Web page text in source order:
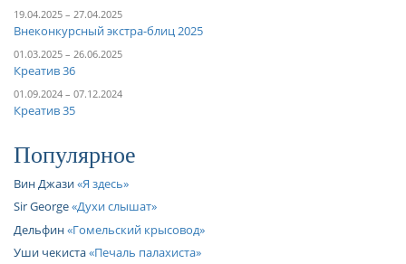
19.04.2025 – 27.04.2025
Внеконкурсный экстра-блиц 2025
01.03.2025 – 26.06.2025
Креатив 36
01.09.2024 – 07.12.2024
Креатив 35
Популярное
Вин Джази Я здесь
Sir George Духи слышат
Дельфин Гомельский крысовод
Уши чекиста Печаль палахиста